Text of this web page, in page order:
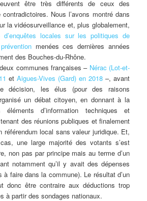
être très différents de ceux des
Nous l’avons montré dans
la vidéosurveillance et, plus globalement,
d’enquêtes locales sur les politiques de
menées ces dernières années
des Bouches-du-Rhône.
communes françaises – Nérac (Lot-et-
etAigues-Vives (Gard) en 2018 –, avant
décision, les élus (pour des raisons
un débat citoyen, en donnant à la
éléments d’information techniques et
des réunions publiques et finalement
référendum local sans valeur juridique. Et,
une large majorité des votants s’est
non pas par principe mais au terme d’un
notamment qu’il y avait des dépenses
à faire dans la commune). Le résultat d’un
donc être contraire aux déductions trop
à partir des sondages nationaux.